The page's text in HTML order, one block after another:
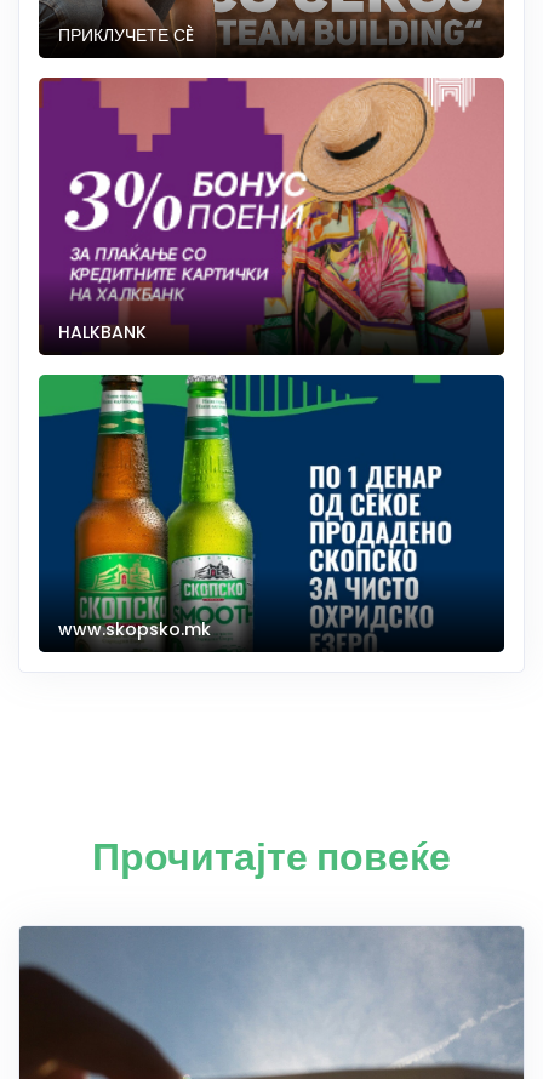
ПРИКЛУЧЕТЕ СÈ
HALKBANK
www.skopsko.mk
Прочитајте повеќе